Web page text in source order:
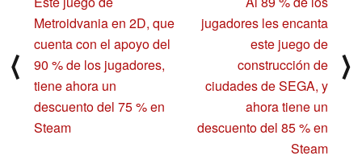
⟨
Metroidvania en 2D, que
cuenta con el apoyo del
90 % de los jugadores,
tiene ahora un
descuento del 75 % en
Steam
jugadores les encanta
este juego de
construcción de
ciudades de SEGA, y
ahora tiene un
descuento del 85 % en
Steam
⟩